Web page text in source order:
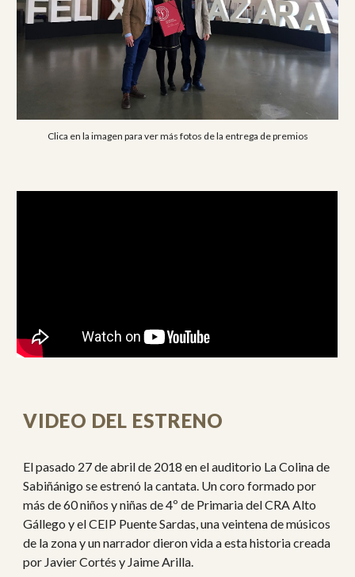
Clica en la imagen para ver más fotos de la entrega de premios
VIDEO DEL ESTRENO
El pasado 27 de abril de 2018 en el auditorio La Colina de
Sabiñánigo se estrenó la cantata. Un coro formado por
más de 60 niños y niñas de 4º de Primaria del CRA Alto
Gállego y el CEIP Puente Sardas, una veintena de músicos
de la zona y un narrador dieron vida a esta historia creada
por Javier Cortés y Jaime Arilla.